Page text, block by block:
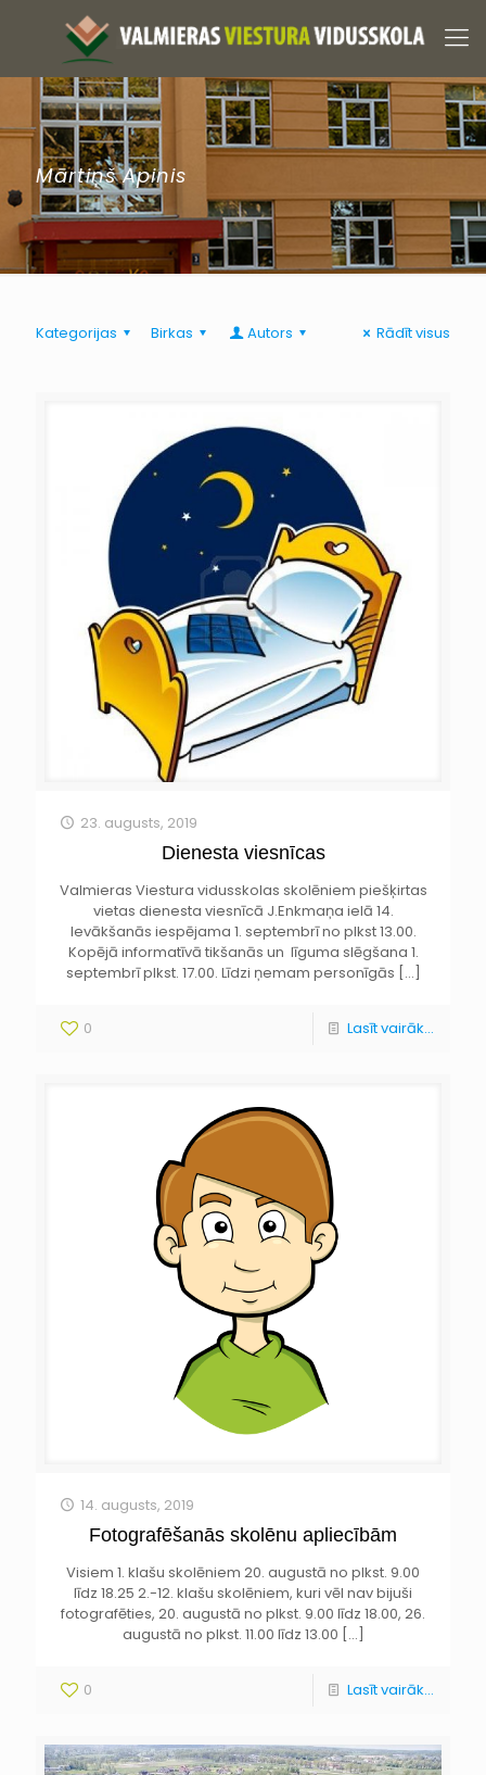
Mārtiņš Apinis
Kategorijas Birkas Autors Rādīt visus
23. augusts, 2019
Dienesta viesnīcas
Valmieras Viestura vidusskolas skolēniem piešķirtas
vietas dienesta viesnīcā J.Enkmaņa ielā 14.
Ievākšanās iespējama 1. septembrī no plkst 13.00.
Kopējā informatīvā tikšanās un līguma slēgšana 1.
septembrī plkst. 17.00. Līdzi ņemam personīgās […]
0 Lasīt vairāk...
14. augusts, 2019
Fotografēšanās skolēnu apliecībām
Visiem 1. klašu skolēniem 20. augustā no plkst. 9.00
līdz 18.25 2.-12. klašu skolēniem, kuri vēl nav bijuši
fotografēties, 20. augustā no plkst. 9.00 līdz 18.00, 26.
augustā no plkst. 11.00 līdz 13.00 […]
0 Lasīt vairāk...